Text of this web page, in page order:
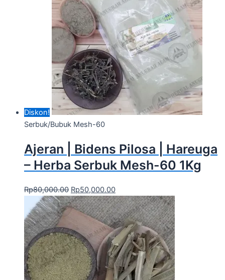
Diskon!
Serbuk/Bubuk Mesh-60
Ajeran | Bidens Pilosa | Hareuga
– Herba Serbuk Mesh-60 1Kg
Rp80,000.00 Rp50,000.00